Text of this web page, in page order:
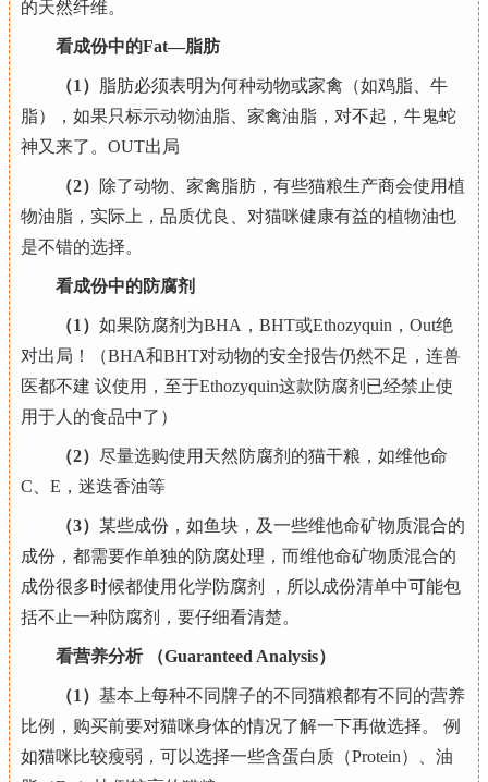
的天然纤维。
看成份中的Fat—脂肪
（1）
脂肪必须表明为何种动物或家禽（如鸡脂、牛
脂），如果只标示动物油脂、家禽油脂，对不起，牛鬼蛇
神又来了。OUT出局
（2）
除了动物、家禽脂肪，有些猫粮生产商会使用植
物油脂，实际上，品质优良、对猫咪健康有益的植物油也
是不错的选择。
看成份中的防腐剂
（1） 如果防腐剂为BHA，BHT或Ethozyquin，Out绝
对出局！（BHA和BHT对动物的安全报告仍然不足，连兽
医都不建 议使用，至于Ethozyquin这款防腐剂已经禁止使
用于人的食品中了）
（2） 尽量选购使用天然防腐剂的猫干粮，如维他命
C、E，迷迭香油等
（3） 某些成份，如鱼块，及一些维他命矿物质混合的
成份，都需要作单独的防腐处理，而维他命矿物质混合的
成份很多时候都使用化学防腐剂 ，所以成份清单中可能包
括不止一种防腐剂，要仔细看清楚。
看营养分析 （Guaranteed Analysis）
（1） 基本上每种不同牌子的不同猫粮都有不同的营养
比例，购买前要对猫咪身体的情况了解一下再做选择。 例
如猫咪比较瘦弱，可以选择一些含蛋白质（Protein）、油